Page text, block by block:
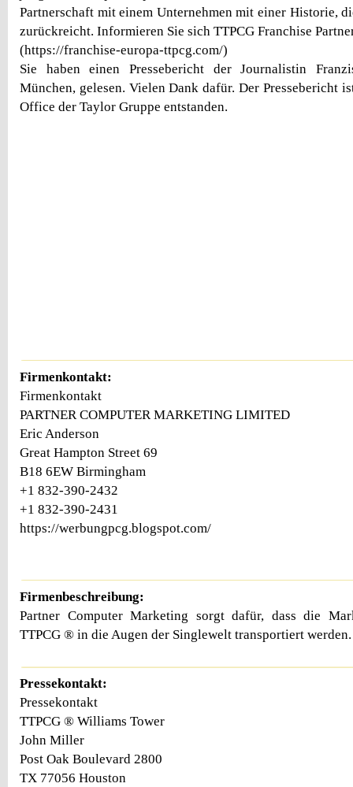
Partnerschaft mit einem Unternehmen mit einer Historie,
zurückreicht. Informieren Sie sich TTPCG Franchise
(https://franchise-europa-ttpcg.com/)
Sie haben einen Pressebericht der Journalistin
München, gelesen. Vielen Dank dafür. Der Pressebericht
Office der Taylor Gruppe entstanden.
Firmenkontakt:
Firmenkontakt
PARTNER COMPUTER MARKETING LIMITED
Eric Anderson
Great Hampton Street 69
B18 6EW Birmingham
+1 832-390-2432
+1 832-390-2431
https://werbungpcg.blogspot.com/
Firmenbeschreibung:
Partner Computer Marketing sorgt dafür, dass die
TTPCG ® in die Augen der Singlewelt transportiert werden.
Pressekontakt:
Pressekontakt
TTPCG ® Williams Tower
John Miller
Post Oak Boulevard 2800
TX 77056 Houston